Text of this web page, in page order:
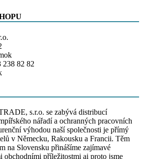
238 82 82
s.r.o. se zabývá distribucí
nářadí a ochranných pracovních
výhodou naší společnosti je přímý
v Německu, Rakousku a Francii. Těm
na Slovensku přinášíme zajímavé
obchodními příležitostmi ai proto jsme